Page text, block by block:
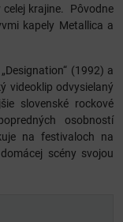
krajine. Pôvodne
kapely Metallica a
(1992) a
videoklip odvysielaný
slovenské rockové
osobností
na festivaloch na
scény svojou